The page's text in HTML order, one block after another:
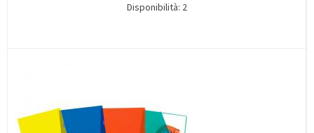
Disponibilità: 2